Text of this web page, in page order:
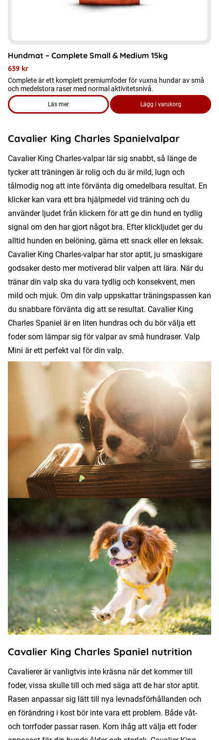
Hundmat – Complete Small & Medium 15kg
639 kr
Complete är ett komplett premiumfoder för vuxna hundar av små
och medelstora raser med normal aktivitetsnivå.
Läs mer
om produkten Hundmat – Complete Small & Medium 15kg
Lägg i varukorg
Cavalier King Charles Spanielvalpar
Cavalier King Charles-valpar lär sig snabbt, så länge de
tycker att träningen är rolig och du är mild, lugn och
tålmodig nog att inte förvänta dig omedelbara resultat. En
klicker kan vara ett bra hjälpmedel vid träning och du
använder ljudet från klickern för att ge din hund en tydlig
signal om den har gjort något bra. Efter klickljudet ger du
alltid hunden en belöning, gärna ett snack eller en leksak.
Cavalier King Charles-valpar har stor aptit, ju smaskigare
godsaker desto mer motiverad blir valpen att lära. När du
tränar din valp ska du vara tydlig och konsekvent, men
mild och mjuk. Om din valp uppskattar träningspassen kan
du snabbare förvänta dig att se resultat. Cavalier King
Charles Spaniel är en liten hundras och du bör välja ett
foder som lämpar sig för valpar av små hundraser. Valp
Mini är ett perfekt val för din valp.
Cavalier King Charles Spaniel nutrition
Cavalierer är vanligtvis inte kräsna när det kommer till
foder, vissa skulle till och med säga att de har stor aptit.
Rasen anpassar sig lätt till nya levnadsförhållanden och
en förändring i kost bör inte vara ett problem. Både våt-
och torrfoder passar rasen. Kom ihåg att välja ett foder